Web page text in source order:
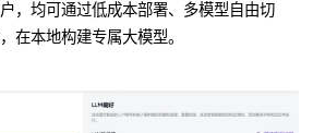
，均可通过低成本部署、多模型自由切
在本地构建专属大模型。